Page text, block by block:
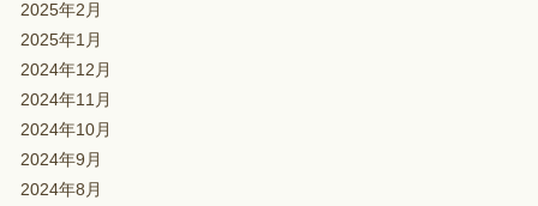
2025年2月
2025年1月
2024年12月
2024年11月
2024年10月
2024年9月
2024年8月